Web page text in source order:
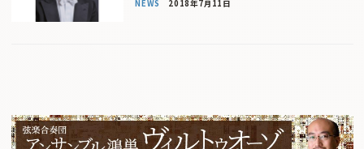
NEWS 2018年7月11日